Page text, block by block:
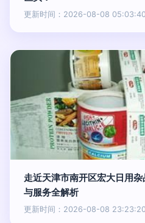
更新时间：2026-08-08 05:03:40
走近天津市南开区宏大日用
与服务全解析
更新时间：2026-08-08 23:23:20